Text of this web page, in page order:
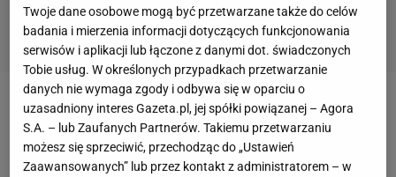
2 z 6
37-letni, dobrze spisujący się w Legii Arkadiusz Malarz,
zamiast sprawdzonego już Bartosza Białkowskiego,
Twoje dane osobowe mogą być przetwarzane także do celów
badania i mierzenia informacji dotyczących funkcjonowania
serwisów i aplikacji lub łączone z danymi dot. świadczonych
Tobie usług. W określonych przypadkach przetwarzanie
danych nie wymaga zgody i odbywa się w oparciu o
uzasadniony interes Gazeta.pl, jej spółki powiązanej – Agora
S.A. – lub Zaufanych Partnerów. Takiemu przetwarzaniu
możesz się sprzeciwić, przechodząc do „Ustawień
Zaawansowanych” lub przez kontakt z administratorem – w